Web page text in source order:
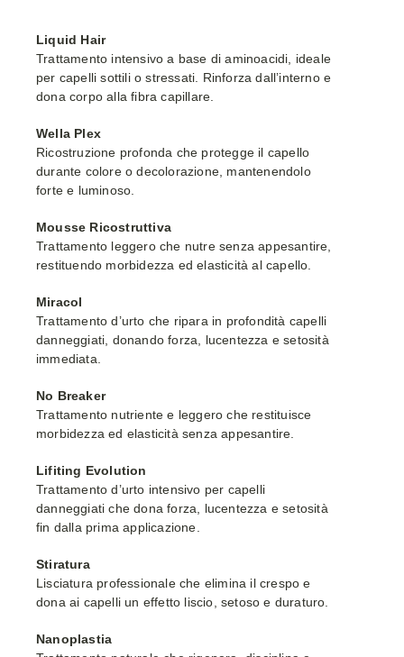
Liquid Hair
Trattamento intensivo a base di aminoacidi, ideale
per capelli sottili o stressati. Rinforza dall’interno e
dona corpo alla fibra capillare.
Wella Plex
Ricostruzione profonda che protegge il capello
durante colore o decolorazione, mantenendolo
forte e luminoso.
Mousse Ricostruttiva
Trattamento leggero che nutre senza appesantire,
restituendo morbidezza ed elasticità al capello.
Miracol
Trattamento d’urto che ripara in profondità capelli
danneggiati, donando forza, lucentezza e setosità
immediata.
No Breaker
Trattamento nutriente e leggero che restituisce
morbidezza ed elasticità senza appesantire.
Lifiting Evolution
Trattamento d’urto intensivo per capelli
danneggiati che dona forza, lucentezza e setosità
fin dalla prima applicazione.
Stiratura
Lisciatura professionale che elimina il crespo e
dona ai capelli un effetto liscio, setoso e duraturo.
Nanoplastia